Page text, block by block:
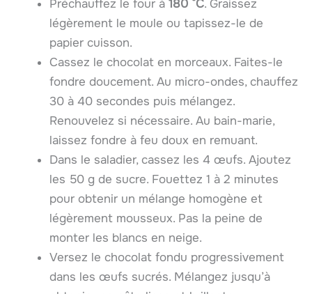
Préchauffez le four à 180 °C. Graissez
légèrement le moule ou tapissez-le de
papier cuisson.
Cassez le chocolat en morceaux. Faites-le
fondre doucement. Au micro-ondes, chauffez
30 à 40 secondes puis mélangez.
Renouvelez si nécessaire. Au bain-marie,
laissez fondre à feu doux en remuant.
Dans le saladier, cassez les 4 œufs. Ajoutez
les 50 g de sucre. Fouettez 1 à 2 minutes
pour obtenir un mélange homogène et
légèrement mousseux. Pas la peine de
monter les blancs en neige.
Versez le chocolat fondu progressivement
dans les œufs sucrés. Mélangez jusqu’à